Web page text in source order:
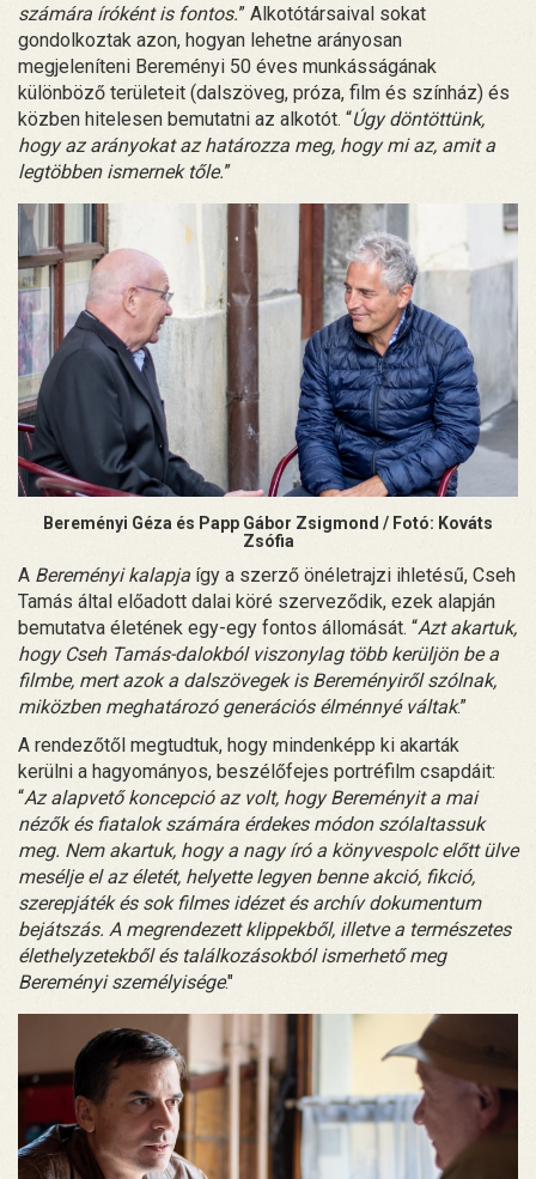
számára íróként is fontos.” Alkotótársaival sokat
gondolkoztak azon, hogyan lehetne arányosan
megjeleníteni Bereményi 50 éves munkásságának
különböző területeit (dalszöveg, próza, film és színház) és
közben hitelesen bemutatni az alkotót. “Úgy döntöttünk,
hogy az arányokat az határozza meg, hogy mi az, amit a
legtöbben ismernek tőle.”
Bereményi Géza és Papp Gábor Zsigmond / Fotó: Kováts
Zsófia
A Bereményi kalapja így a szerző önéletrajzi ihletésű, Cseh
Tamás által előadott dalai köré szerveződik, ezek alapján
bemutatva életének egy-egy fontos állomását. “Azt akartuk,
hogy Cseh Tamás-dalokból viszonylag több kerüljön be a
filmbe, mert azok a dalszövegek is Bereményiről szólnak,
miközben meghatározó generációs élménnyé váltak.”
A rendezőtől megtudtuk, hogy mindenképp ki akarták
kerülni a hagyományos, beszélőfejes portréfilm csapdáit:
“Az alapvető koncepció az volt, hogy Bereményit a mai
nézők és fiatalok számára érdekes módon szólaltassuk
meg. Nem akartuk, hogy a nagy író a könyvespolc előtt ülve
mesélje el az életét, helyette legyen benne akció, fikció,
szerepjáték és sok filmes idézet és archív dokumentum
bejátszás. A megrendezett klippekből, illetve a természetes
élethelyzetekből és találkozásokból ismerhető meg
Bereményi személyisége."